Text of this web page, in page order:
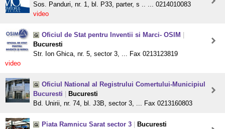
Sos. Panduri, nr. 1, bl. P33, parter, s .. ... 0214010083
video
Oficiul de Stat pentru Inventii si Marci- OSIM
Bucuresti
Str. Ion Ghica, nr. 5, sector 3, ... Fax 0213123819
video
Oficiul National al Registrului Comertului-Municipiul
Bucuresti
Bucuresti
Bd. Unirii, nr. 74, bl. J3B, sector 3, ... Fax 0213160803
Piata Ramnicu Sarat sector 3
Bucuresti